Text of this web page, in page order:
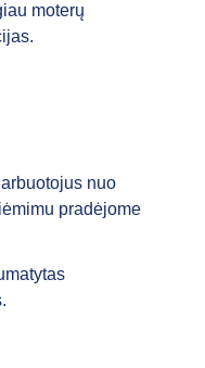
moterų
nuo
pradėjome